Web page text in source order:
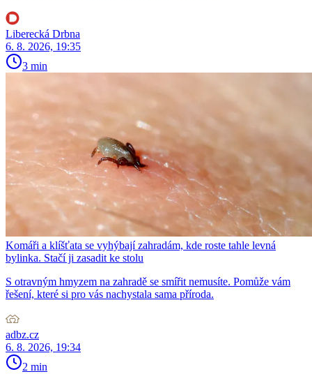
Liberecká Drbna
6. 8. 2026, 19:35
3 min
Komáři a klíšťata se vyhýbají zahradám, kde roste tahle levná
bylinka. Stačí ji zasadit ke stolu
S otravným hmyzem na zahradě se smířit nemusíte. Pomůže vám
řešení, které si pro vás nachystala sama příroda.
adbz.cz
6. 8. 2026, 19:34
2 min